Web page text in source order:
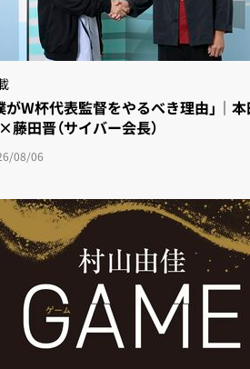
がW杯代表監督をやるべき理由」｜
藤田晋（サイバー会長）
08/06